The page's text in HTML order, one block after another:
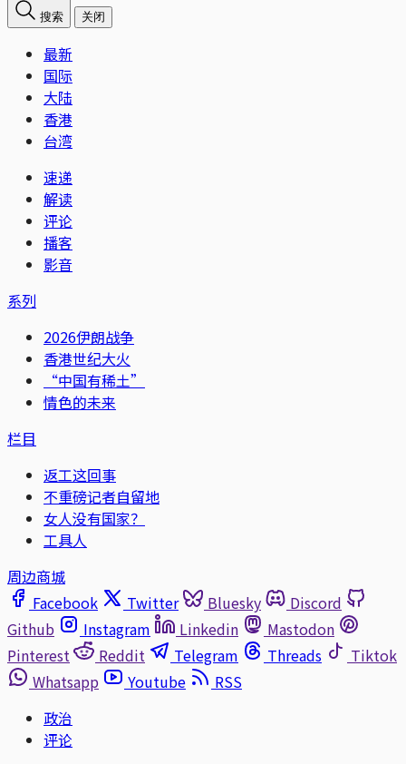
搜索 关闭
最新
国际
大陆
香港
台湾
速递
解读
评论
播客
影音
系列
2026伊朗战争
香港世纪大火
“中国有稀土”
情色的未来
栏目
返工这回事
不重磅记者自留地
女人没有国家？
工具人
周边商城
Facebook
Twitter Bluesky
Discord
Github
Instagram Linkedin
Mastodon
Pinterest
Reddit Telegram Threads
Tiktok
Whatsapp
Youtube
RSS
政治
评论